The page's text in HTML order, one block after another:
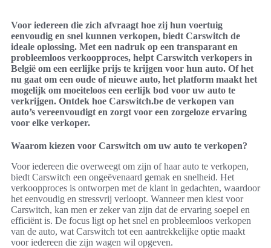
Voor iedereen die zich afvraagt hoe zij hun voertuig
eenvoudig en snel kunnen verkopen, biedt Carswitch de
ideale oplossing. Met een nadruk op een transparant en
probleemloos verkoopproces, helpt Carswitch verkopers in
België om een eerlijke prijs te krijgen voor hun auto. Of het
nu gaat om een oude of nieuwe auto, het platform maakt het
mogelijk om moeiteloos een eerlijk bod voor uw auto te
verkrijgen. Ontdek hoe Carswitch.be de verkopen van
auto’s vereenvoudigt en zorgt voor een zorgeloze ervaring
voor elke verkoper.
Waarom kiezen voor Carswitch om uw auto te verkopen?
Voor iedereen die overweegt om zijn of haar auto te verkopen,
biedt Carswitch een ongeëvenaard gemak en snelheid. Het
verkoopproces is ontworpen met de klant in gedachten, waardoor
het eenvoudig en stressvrij verloopt. Wanneer men kiest voor
Carswitch, kan men er zeker van zijn dat de ervaring soepel en
efficiënt is. De focus ligt op het snel en probleemloos verkopen
van de auto, wat Carswitch tot een aantrekkelijke optie maakt
voor iedereen die zijn wagen wil opgeven.